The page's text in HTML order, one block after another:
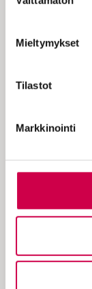
valinta
Mieltymykset
Tilastot
Markkinointi
Kuula